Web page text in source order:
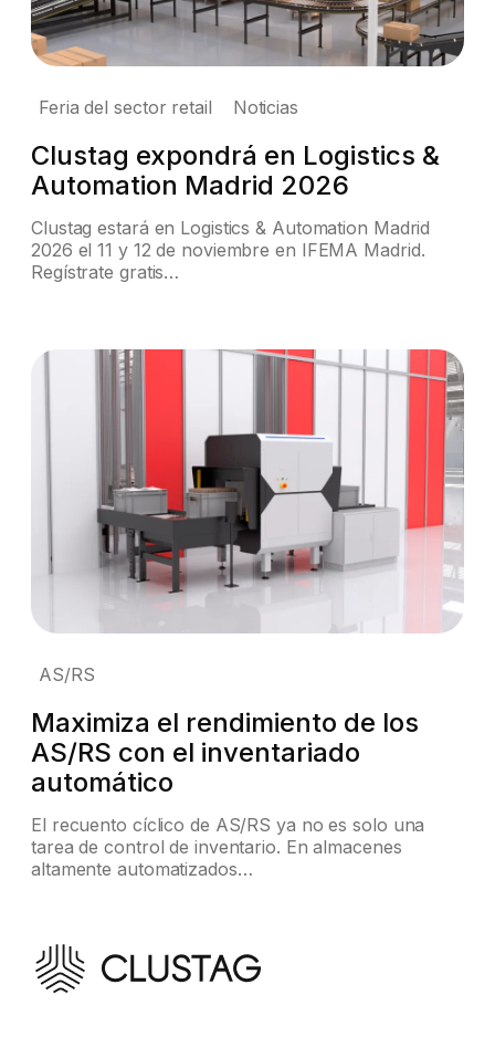
Feria del sector retail Noticias
Clustag expondrá en Logistics &
Automation Madrid 2026
Clustag estará en Logistics & Automation Madrid
2026 el 11 y 12 de noviembre en IFEMA Madrid.
Regístrate gratis…
AS/RS
Maximiza el rendimiento de los
AS/RS con el inventariado
automático
El recuento cíclico de AS/RS ya no es solo una
tarea de control de inventario. En almacenes
altamente automatizados…